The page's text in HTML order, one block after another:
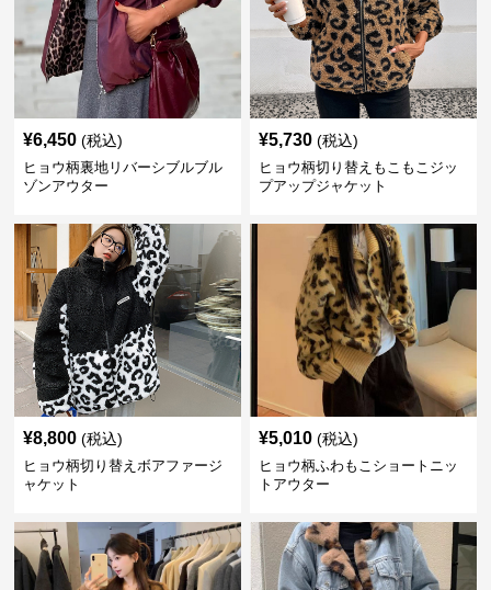
¥6,450 (税込)
ヒョウ柄裏地リバーシブルブル
ゾンアウター
¥5,730 (税込)
ヒョウ柄切り替えもこもこジッ
プアップジャケット
¥8,800 (税込)
ヒョウ柄切り替えボアファージ
ャケット
¥5,010 (税込)
ヒョウ柄ふわもこショートニッ
トアウター